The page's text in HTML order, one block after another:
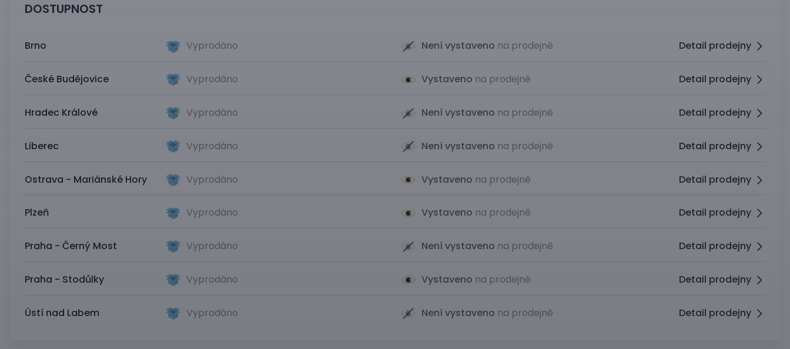
DOSTUPNOST
Brno Vyprodáno Není vystaveno na prodejně Detail prodejny
České Budějovice Vyprodáno Vystaveno na prodejně Detail prodejny
Hradec Králové Vyprodáno Není vystaveno na prodejně Detail prodejny
Liberec Vyprodáno Není vystaveno na prodejně Detail prodejny
Ostrava - Mariánské Hory Vyprodáno Vystaveno na prodejně Detail prodejny
Plzeň Vyprodáno Vystaveno na prodejně Detail prodejny
Praha - Černý Most Vyprodáno Není vystaveno na prodejně Detail prodejny
Praha - Stodůlky Vyprodáno Vystaveno na prodejně Detail prodejny
Ústí nad Labem Vyprodáno Není vystaveno na prodejně Detail prodejny